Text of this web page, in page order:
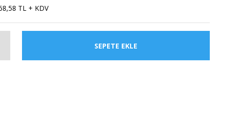
TL + KDV
SEPETE EKLE